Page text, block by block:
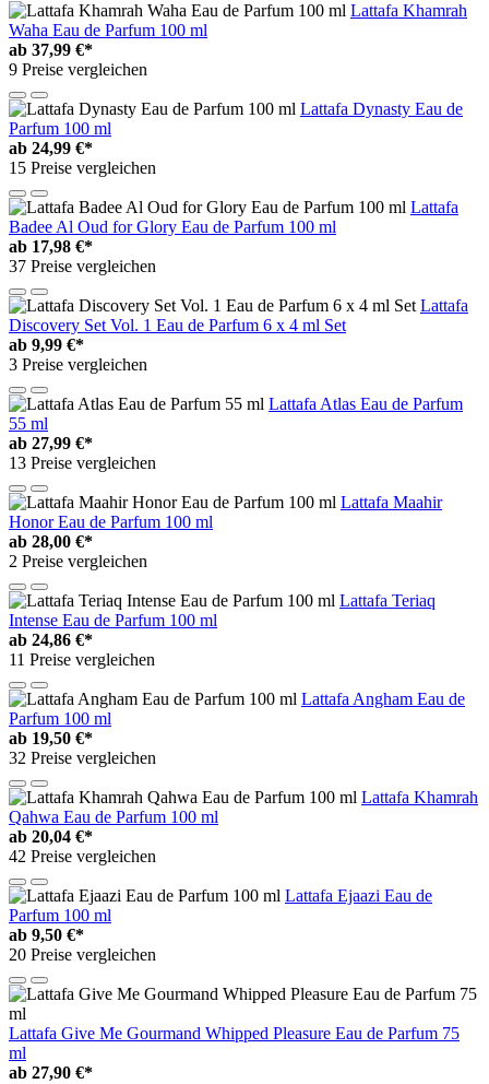
Lattafa Khamrah
Waha Eau de Parfum 100 ml
ab 37,99 €*
9 Preise vergleichen
Lattafa Dynasty Eau de
Parfum 100 ml
ab 24,99 €*
15 Preise vergleichen
Lattafa
Badee Al Oud for Glory Eau de Parfum 100 ml
ab 17,98 €*
37 Preise vergleichen
Lattafa
Discovery Set Vol. 1 Eau de Parfum 6 x 4 ml Set
ab 9,99 €*
3 Preise vergleichen
Lattafa Atlas Eau de Parfum
55 ml
ab 27,99 €*
13 Preise vergleichen
Lattafa Maahir
Honor Eau de Parfum 100 ml
ab 28,00 €*
2 Preise vergleichen
Lattafa Teriaq
Intense Eau de Parfum 100 ml
ab 24,86 €*
11 Preise vergleichen
Lattafa Angham Eau de
Parfum 100 ml
ab 19,50 €*
32 Preise vergleichen
Lattafa Khamrah
Qahwa Eau de Parfum 100 ml
ab 20,04 €*
42 Preise vergleichen
Lattafa Ejaazi Eau de
Parfum 100 ml
ab 9,50 €*
20 Preise vergleichen
Lattafa Give Me Gourmand Whipped Pleasure Eau de Parfum 75
ml
ab 27,90 €*